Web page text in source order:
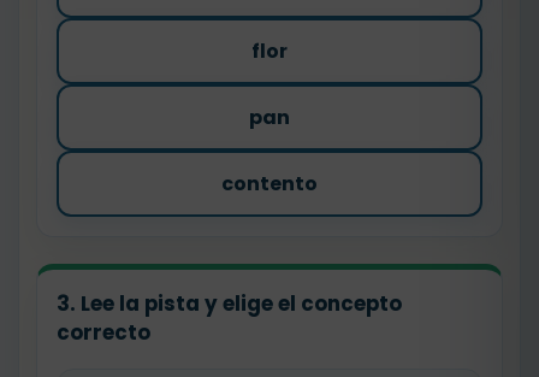
flor
pan
contento
3. Lee la pista y elige el concepto
correcto